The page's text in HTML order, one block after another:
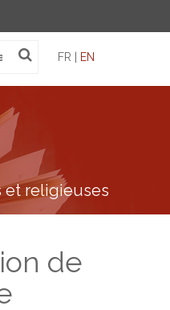
FR | EN
et religieuses
de